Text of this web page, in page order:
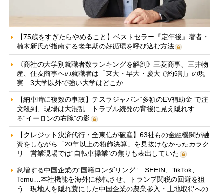
【75歳をすぎたらやめること】ベストセラー『定年後』著者・
楠木新氏が指南する老年期の好循環を呼び込む方法
《商社の大学別就職者数ランキングを解剖》三菱商事、三井物
産、住友商事への就職者は「東大・早大・慶大で約6割」の現
実 3大学以外で強い大学はどこか
【納車時に複数の事故】テスラジャパン“多額のEV補助金”で注
文殺到、現場は大混乱 トラブル続発の背後に見え隠れす
る“イーロンの右腕”の影
【クレジット決済代行・全東信が破産】63社もの金融機関が融
資をしながら「20年以上の粉飾決算」を見抜けなかったカラク
リ 営業現場では“自転車操業”の焦りも表出していた
急増する中国企業の“国籍ロンダリング” SHEIN、TikTok、
Temu…本社機能を海外に移転させ、トランプ関税の回避を狙
う 現地人を隠れ蓑にした中国企業の農業参入・土地取得への